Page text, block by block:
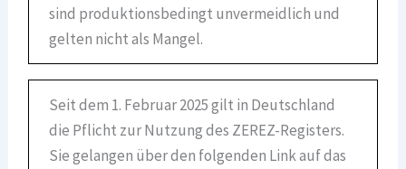
sind produktionsbedingt unvermeidlich und
gelten nicht als Mangel.
Seit dem 1. Februar 2025 gilt in Deutschland
die Pflicht zur Nutzung des ZEREZ-Registers.
Sie gelangen über den folgenden Link auf das